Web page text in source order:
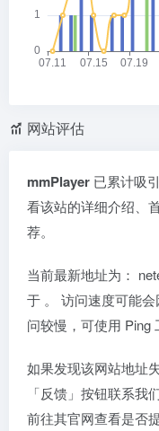
网站评估
mmPlayer 已累计吸引
看该站的详细介绍、
荐。
当前最新地址为：
于 。 访问速度可能
问较慢，可使用 Ping
如果发现该网站地址
「反馈」按钮联系我
前往其官网查看是否